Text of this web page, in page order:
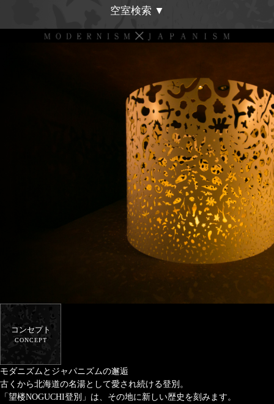
空室検索 ▼
コンセプト
CONCEPT
モダニズムとジャパニズムの邂逅
古くから北海道の名湯として愛され続ける登別。
「望楼NOGUCHI登別」は、その地に新しい歴史を刻みます。